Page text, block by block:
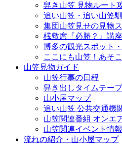
舁き山笠 見物ルート
追い山笠・追い山笠
集団山笠見せの見物
桟敷席『必勝？』講座
博多の観光スポット
ここにも山笠！あそ
山笠見物ガイド
山笠行事の日程
舁き出しタイムテー
山小屋マップ
追い山笠 公共交通機
山笠関連番組 オンエ
山笠関連イベント情報
流れの紹介・山小屋マップ